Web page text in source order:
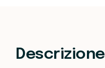
Descrizione